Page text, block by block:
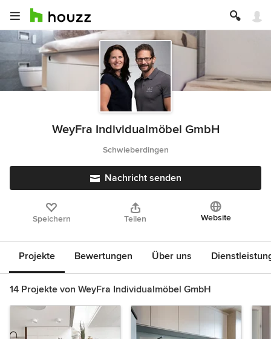
WeyFra Individualmöbel GmbH
Schwieberdingen
Nachricht senden
Speichern Teilen Website
Projekte Bewertungen Über uns
14 Projekte von WeyFra Individualmöbel GmbH